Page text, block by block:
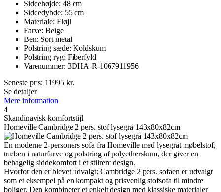
Siddehøjde: 48 cm
Siddedybde: 55 cm
Materiale: Fløjl
Farve: Beige
Ben: Sort metal
Polstring sæde: Koldskum
Polstring ryg: Fiberfyld
Varenummer: 3DHA-R-1067911956
Seneste pris: 11995 kr.
Se detaljer
Mere information
4
Skandinavisk komfortstijl
Homeville Cambridge 2 pers. stof lysegrå 143x80x82cm
En moderne 2-personers sofa fra Homeville med lysegråt møbelstof,
træben i naturfarve og polstring af polyetherskum, der giver en
behagelig siddekomfort i et stilrent design.
Hvorfor den er blevet udvalgt: Cambridge 2 pers. sofaen er udvalgt
som et eksempel på en kompakt og prisvenlig stofsofa til mindre
boliger. Den kombinerer et enkelt design med klassiske materialer